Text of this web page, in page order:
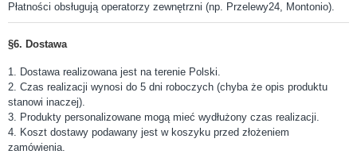
Płatności obsługują operatorzy zewnętrzni (np. Przelewy24, Montonio).
§6. Dostawa
1. Dostawa realizowana jest na terenie Polski.
2. Czas realizacji wynosi do 5 dni roboczych (chyba że opis produktu
stanowi inaczej).
3. Produkty personalizowane mogą mieć wydłużony czas realizacji.
4. Koszt dostawy podawany jest w koszyku przed złożeniem
zamówienia.